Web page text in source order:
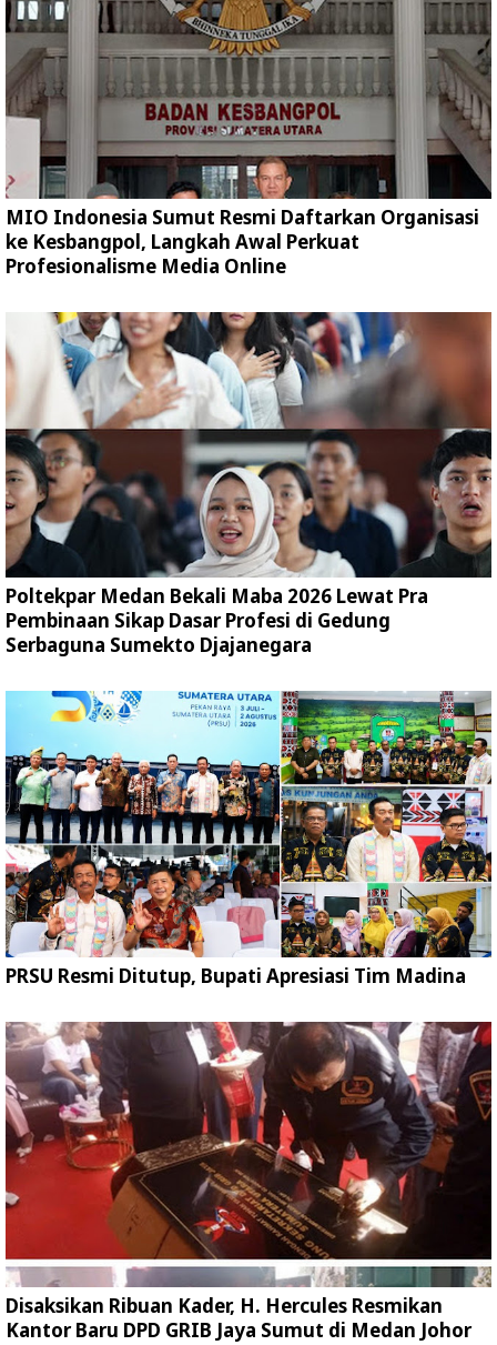
MIO Indonesia Sumut Resmi Daftarkan Organisasi
ke Kesbangpol, Langkah Awal Perkuat
Profesionalisme Media Online
Poltekpar Medan Bekali Maba 2026 Lewat Pra
Pembinaan Sikap Dasar Profesi di Gedung
Serbaguna Sumekto Djajanegara
PRSU Resmi Ditutup, Bupati Apresiasi Tim Madina
Disaksikan Ribuan Kader, H. Hercules Resmikan
Kantor Baru DPD GRIB Jaya Sumut di Medan Johor